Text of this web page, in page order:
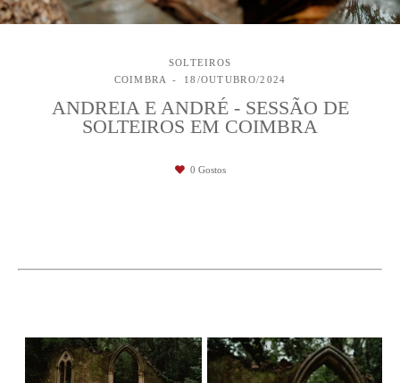
SOLTEIROS
COIMBRA
18/OUTUBRO/2024
ANDREIA E ANDRÉ - SESSÃO DE
SOLTEIROS EM COIMBRA
0 Gostos